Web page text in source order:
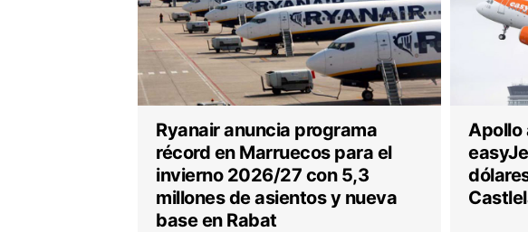
Ryanair anuncia programa
récord en Marruecos para el
invierno 2026/27 con 5,3
millones de asientos y nueva
base en Rabat
Apollo